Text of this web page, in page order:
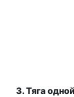
3. Тяга